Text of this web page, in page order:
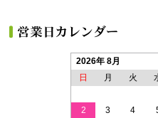
2026年 8月
日
月 火
2
3 4